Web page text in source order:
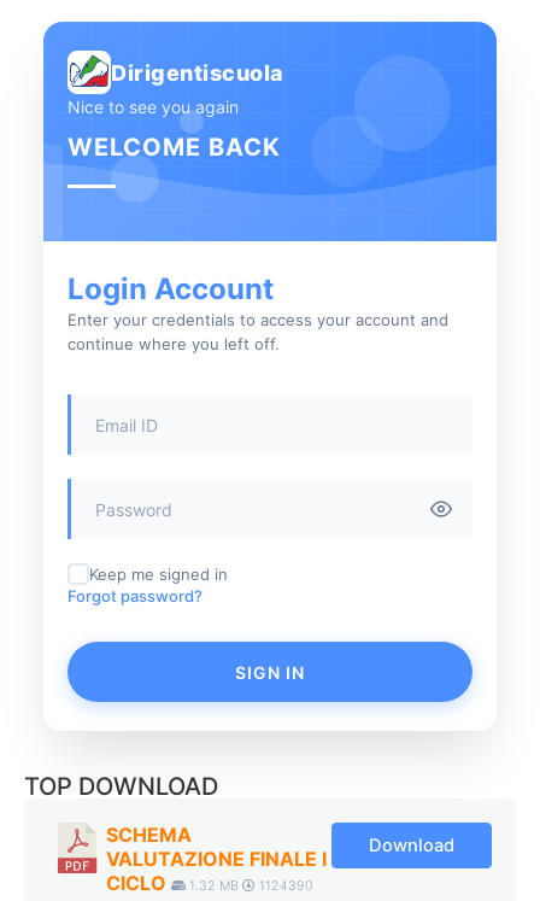
Dirigentiscuola
Nice to see you again
WELCOME BACK
Login Account
Enter your credentials to access your account and
continue where you left off.
Keep me signed in
Forgot password?
SIGN IN
TOP DOWNLOAD
SCHEMA
VALUTAZIONE FINALE I
CICLO
1.32 MB
1124390
Download